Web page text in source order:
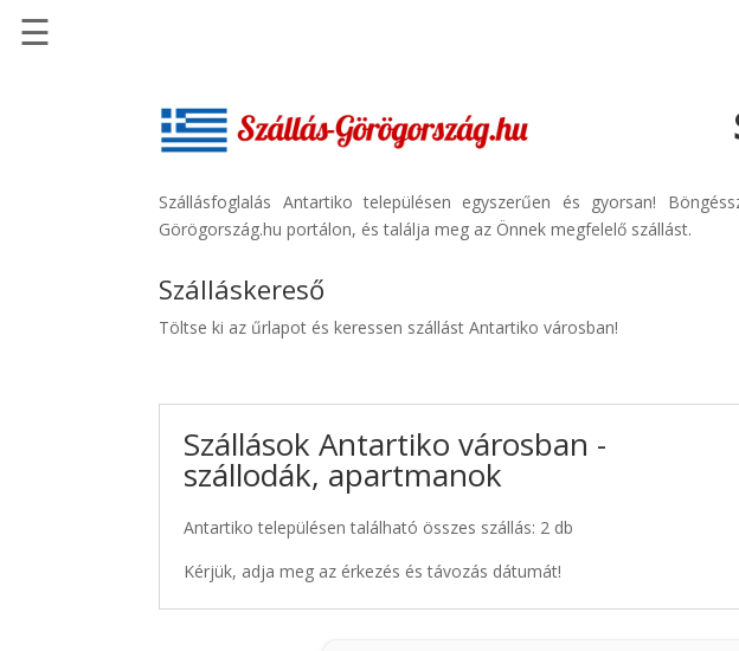
Szállásinfo.eu
Repülőjegy
Autóbérlés
☰
Szállásfoglalás Antartiko településen egyszerűen és gyorsan!
Görögország.hu portálon, és találja meg az Önnek megfelelő szállást.
Szálláskereső
Töltse ki az űrlapot és keressen szállást Antartiko városban!
Szállások Antartiko városban -
szállodák, apartmanok
Antartiko településen található összes szállás: 2 db
Kérjük, adja meg az érkezés és távozás dátumát!